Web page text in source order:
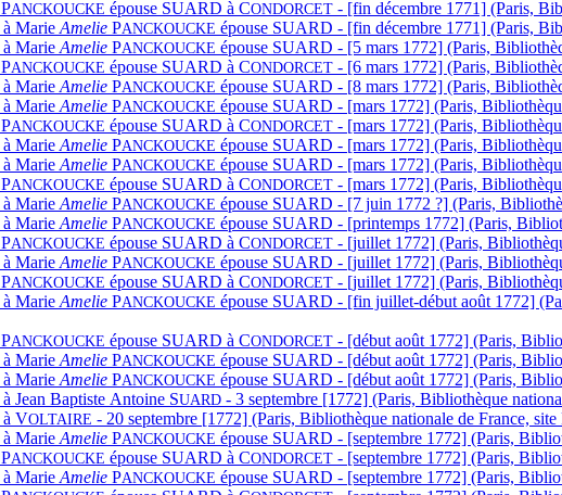
PANCKOUCKE épouse SUARD à CONDORCET - [fin décembre 1771] (Paris,
à Marie Amelie PANCKOUCKE épouse SUARD - [fin décembre 1771] (Paris,
à Marie Amelie PANCKOUCKE épouse SUARD - [5 mars 1772] (Paris,
PANCKOUCKE épouse SUARD à CONDORCET - [6 mars 1772] (Paris,
à Marie Amelie PANCKOUCKE épouse SUARD - [8 mars 1772] (Paris,
à Marie Amelie PANCKOUCKE épouse SUARD - [mars 1772] (Paris,
PANCKOUCKE épouse SUARD à CONDORCET - [mars 1772] (Paris,
à Marie Amelie PANCKOUCKE épouse SUARD - [mars 1772] (Paris,
à Marie Amelie PANCKOUCKE épouse SUARD - [mars 1772] (Paris,
PANCKOUCKE épouse SUARD à CONDORCET - [mars 1772] (Paris,
à Marie Amelie PANCKOUCKE épouse SUARD - [7 juin 1772 ?] (Paris,
à Marie Amelie PANCKOUCKE épouse SUARD - [printemps 1772] (Paris,
PANCKOUCKE épouse SUARD à CONDORCET - [juillet 1772] (Paris,
à Marie Amelie PANCKOUCKE épouse SUARD - [juillet 1772] (Paris,
PANCKOUCKE épouse SUARD à CONDORCET - [juillet 1772] (Paris,
à Marie Amelie PANCKOUCKE épouse SUARD - [fin juillet-début août 1772]
PANCKOUCKE épouse SUARD à CONDORCET - [début août 1772] (Paris,
à Marie Amelie PANCKOUCKE épouse SUARD - [début août 1772] (Paris,
à Marie Amelie PANCKOUCKE épouse SUARD - [début août 1772] (Paris,
à Jean Baptiste Antoine SUARD - 3 septembre [1772] (Paris, Bibliothèque
à VOLTAIRE - 20 septembre [1772] (Paris, Bibliothèque nationale de France,
à Marie Amelie PANCKOUCKE épouse SUARD - [septembre 1772] (Paris,
PANCKOUCKE épouse SUARD à CONDORCET - [septembre 1772] (Paris,
à Marie Amelie PANCKOUCKE épouse SUARD - [septembre 1772] (Paris,